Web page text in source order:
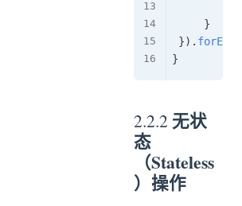
}
}) . forEach
}
2.2.2 无状
态
（Stateless
）操作